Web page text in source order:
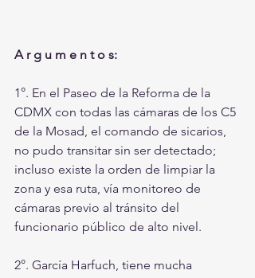
A r g u m e n t o s:
1°. En el Paseo de la Reforma de la
CDMX con todas las cámaras de los C5
de la Mosad, el comando de sicarios,
no pudo transitar sin ser detectado;
incluso existe la orden de limpiar la
zona y esa ruta, vía monitoreo de
cámaras previo al tránsito del
funcionario público de alto nivel.
2°. García Harfuch, tiene mucha